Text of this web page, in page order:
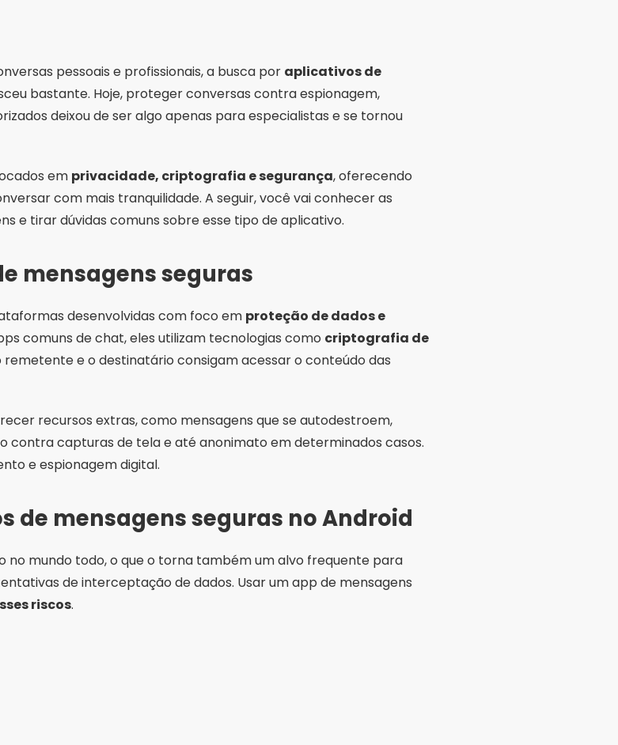
pessoais e profissionais, a busca por aplicativos de
bastante. Hoje, proteger conversas contra espionagem,
deixou de ser algo apenas para especialistas e se tornou
em privacidade, criptografia e segurança, oferecendo
com mais tranquilidade. A seguir, você vai conhecer as
e tirar dúvidas comuns sobre esse tipo de aplicativo.
mensagens seguras
desenvolvidas com foco em proteção de dados e
comuns de chat, eles utilizam tecnologias como criptografia de
remetente e o destinatário consigam acessar o conteúdo das
recursos extras, como mensagens que se autodestroem,
contra capturas de tela e até anonimato em determinados casos.
e espionagem digital.
de mensagens seguras no Android
no mundo todo, o que o torna também um alvo frequente para
de interceptação de dados. Usar um app de mensagens
riscos.